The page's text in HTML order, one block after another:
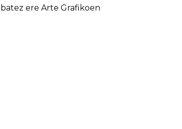
ere Arte Grafikoen